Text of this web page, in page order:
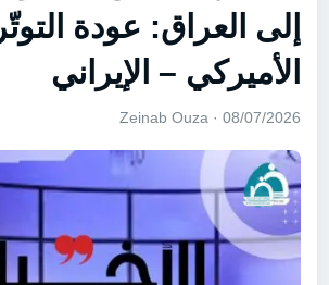
إلى العراق: عودة التوتّر
الأميركي – الإيراني
08/07/2026 · Zeinab Ouza